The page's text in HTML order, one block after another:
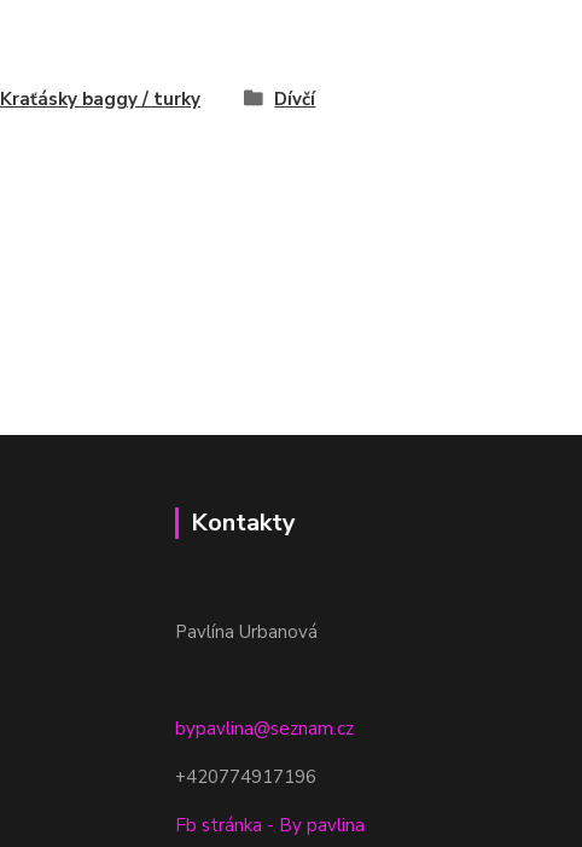
Kraťásky baggy / turky Dívčí
Kontakty
Pavlína Urbanová
bypavlina@seznam.cz
+420774917196
Fb stránka - By pavlina